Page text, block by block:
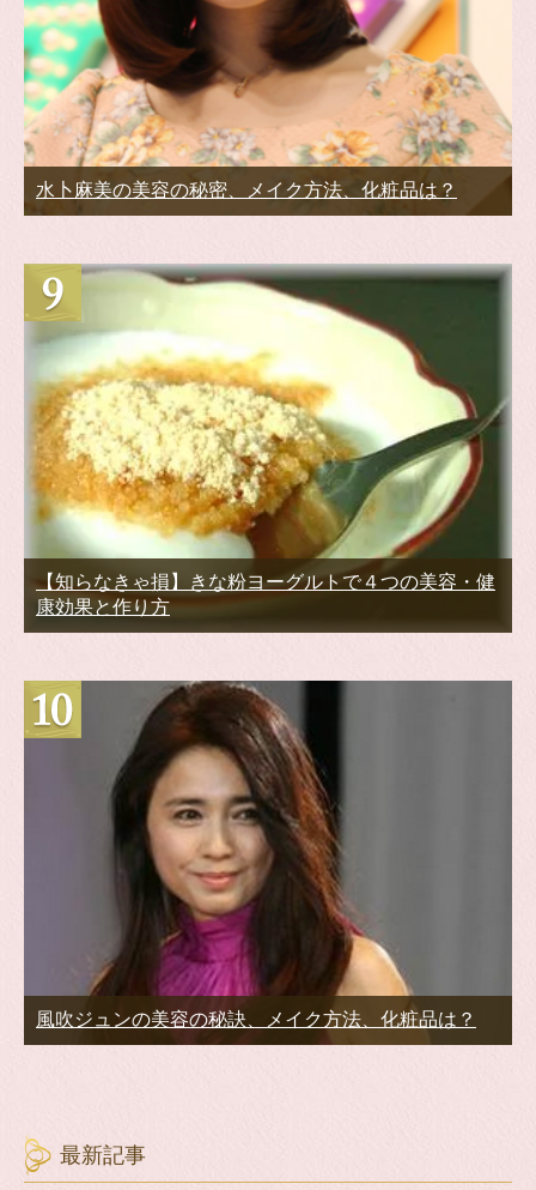
水卜麻美の美容の秘密、メイク方法、化粧品は？
【知らなきゃ損】きな粉ヨーグルトで４つの美容・健
康効果と作り方
風吹ジュンの美容の秘訣、メイク方法、化粧品は？
最新記事